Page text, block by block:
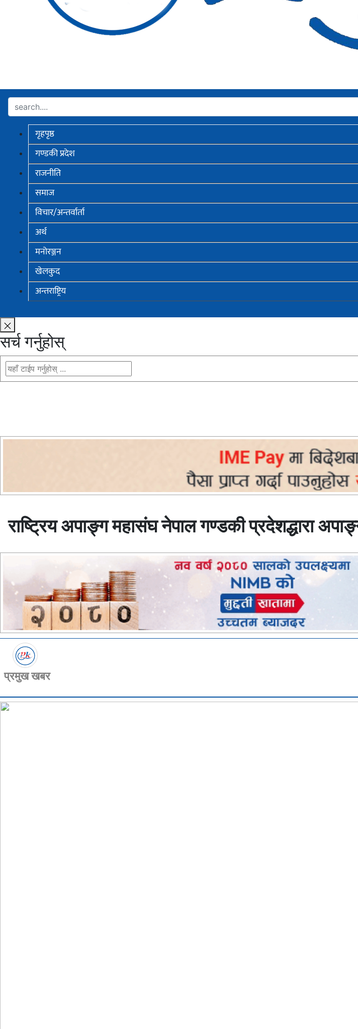
गृहपृष्ठ
गण्डकी प्रदेश
राजनीति
समाज
विचार/अन्तर्वार्ता
अर्थ
मनोरञ्जन
खेलकुद
अन्तराष्ट्रिय
सर्च गर्नुहोस्
राष्ट्रिय अपाङ्ग महासंघ नेपाल गण्डकी प्रदेशद्धारा
प्रमुख खबर